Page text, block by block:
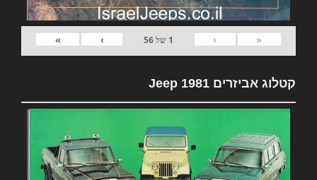
«
‹
1 של56
›
»
קטלוג אביזרים 1981 Jeep